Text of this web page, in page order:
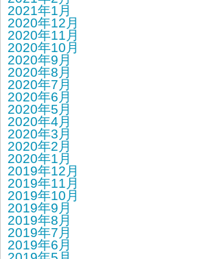
2021年1月
2020年12月
2020年11月
2020年10月
2020年9月
2020年8月
2020年7月
2020年6月
2020年5月
2020年4月
2020年3月
2020年2月
2020年1月
2019年12月
2019年11月
2019年10月
2019年9月
2019年8月
2019年7月
2019年6月